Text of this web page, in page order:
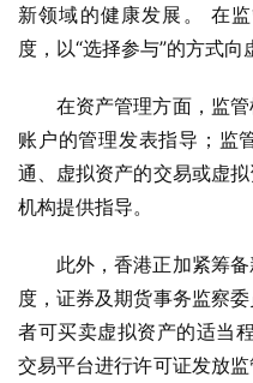
新领域的健康发展。 在
度，以“选择参与”的方式向
在资产管理方面，监
账户的管理发表指导；监
通、虚拟资产的交易或虚
机构提供指导。
此外，香港正加紧筹
度，证券及期货事务监察
者可买卖虚拟资产的适当
交易平台进行许可证发放